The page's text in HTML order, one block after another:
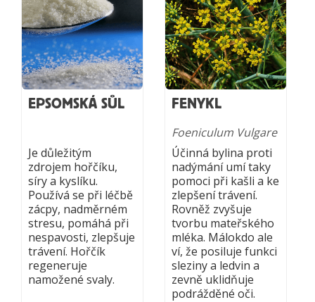
EPSOMSKÁ SŮL
Je důležitým
zdrojem hořčíku,
síry a kyslíku.
Používá se při léčbě
zácpy, nadměrném
stresu, pomáhá při
nespavosti, zlepšuje
trávení. Hořčík
regeneruje
namožené svaly.
FENYKL
Foeniculum Vulgare
Účinná bylina proti
nadýmání umí taky
pomoci při kašli a ke
zlepšení trávení.
Rovněž zvyšuje
tvorbu mateřského
mléka. Málokdo ale
ví, že posiluje funkci
sleziny a ledvin a
zevně uklidňuje
podrážděné oči.